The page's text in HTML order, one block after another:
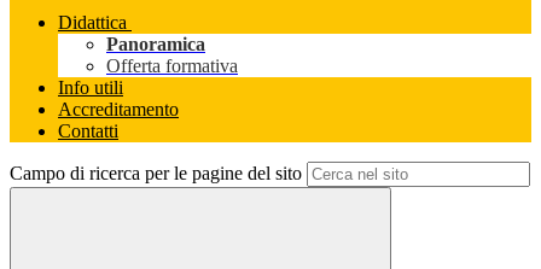
Didattica
Panoramica
Offerta formativa
Info utili
Accreditamento
Contatti
Campo di ricerca per le pagine del sito